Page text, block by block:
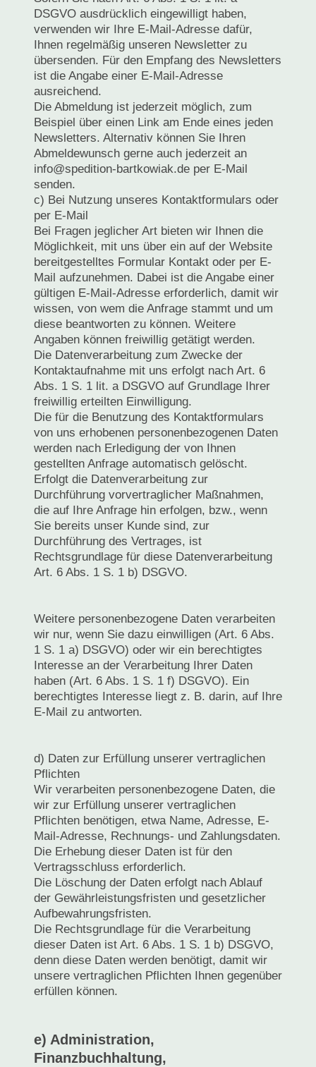
DSGVO ausdrücklich eingewilligt haben,
verwenden wir Ihre E-Mail-Adresse dafür,
Ihnen regelmäßig unseren Newsletter zu
übersenden. Für den Empfang des Newsletters
ist die Angabe einer E-Mail-Adresse
ausreichend.
Die Abmeldung ist jederzeit möglich, zum
Beispiel über einen Link am Ende eines jeden
Newsletters. Alternativ können Sie Ihren
Abmeldewunsch gerne auch jederzeit an
info@spedition-bartkowiak.de per E-Mail
senden.
c) Bei Nutzung unseres Kontaktformulars oder
per E-Mail
Bei Fragen jeglicher Art bieten wir Ihnen die
Möglichkeit, mit uns über ein auf der Website
bereitgestelltes Formular Kontakt oder per E-
Mail aufzunehmen. Dabei ist die Angabe einer
gültigen E-Mail-Adresse erforderlich, damit wir
wissen, von wem die Anfrage stammt und um
diese beantworten zu können. Weitere
Angaben können freiwillig getätigt werden.
Die Datenverarbeitung zum Zwecke der
Kontaktaufnahme mit uns erfolgt nach Art. 6
Abs. 1 S. 1 lit. a DSGVO auf Grundlage Ihrer
freiwillig erteilten Einwilligung.
Die für die Benutzung des Kontaktformulars
von uns erhobenen personenbezogenen Daten
werden nach Erledigung der von Ihnen
gestellten Anfrage automatisch gelöscht.
Erfolgt die Datenverarbeitung zur
Durchführung vorvertraglicher Maßnahmen,
die auf Ihre Anfrage hin erfolgen, bzw., wenn
Sie bereits unser Kunde sind, zur
Durchführung des Vertrages, ist
Rechtsgrundlage für diese Datenverarbeitung
Art. 6 Abs. 1 S. 1 b) DSGVO.
Weitere personenbezogene Daten verarbeiten
wir nur, wenn Sie dazu einwilligen (Art. 6 Abs.
1 S. 1 a) DSGVO) oder wir ein berechtigtes
Interesse an der Verarbeitung Ihrer Daten
haben (Art. 6 Abs. 1 S. 1 f) DSGVO). Ein
berechtigtes Interesse liegt z. B. darin, auf Ihre
E-Mail zu antworten.
d) Daten zur Erfüllung unserer vertraglichen
Pflichten
Wir verarbeiten personenbezogene Daten, die
wir zur Erfüllung unserer vertraglichen
Pflichten benötigen, etwa Name, Adresse, E-
Mail-Adresse, Rechnungs- und Zahlungsdaten.
Die Erhebung dieser Daten ist für den
Vertragsschluss erforderlich.
Die Löschung der Daten erfolgt nach Ablauf
der Gewährleistungsfristen und gesetzlicher
Aufbewahrungsfristen.
Die Rechtsgrundlage für die Verarbeitung
dieser Daten ist Art. 6 Abs. 1 S. 1 b) DSGVO,
denn diese Daten werden benötigt, damit wir
unsere vertraglichen Pflichten Ihnen gegenüber
erfüllen können.
e) Administration,
Finanzbuchhaltung,